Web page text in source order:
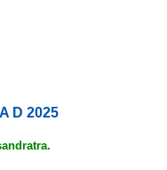
D 2025